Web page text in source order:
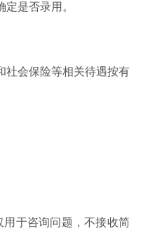
是否录用。
社会保险等相关待遇按有
于咨询问题，不接收简